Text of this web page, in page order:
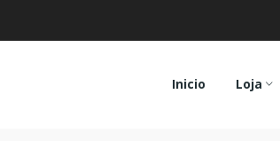
Inicio Loja